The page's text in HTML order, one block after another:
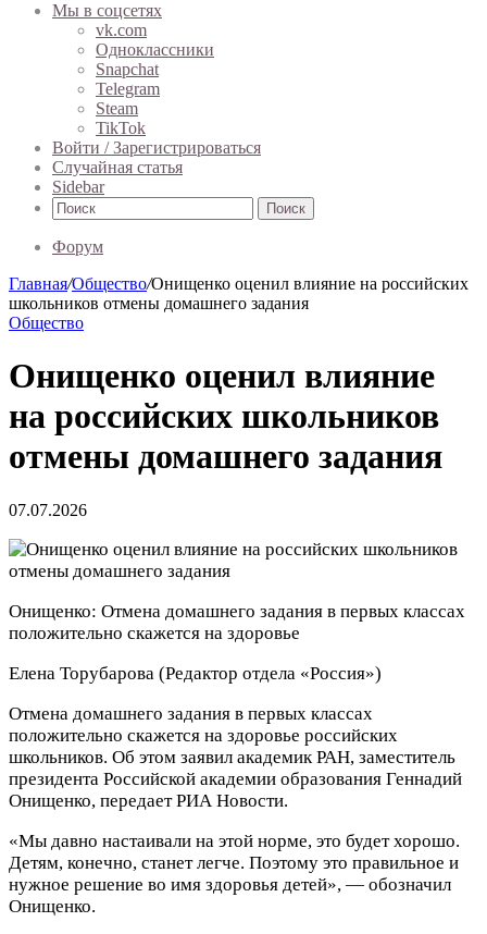
Мы в соцсетях
vk.com
Одноклассники
Snapchat
Telegram
Steam
TikTok
Войти / Зарегистрироваться
Случайная статья
Sidebar
Поиск
Форум
Главная/Общество/Онищенко оценил влияние на российских
школьников отмены домашнего задания
Общество
Онищенко оценил влияние
на российских школьников
отмены домашнего задания
07.07.2026
Онищенко: Отмена домашнего задания в первых классах
положительно скажется на здоровье
Елена Торубарова (Редактор отдела «Россия»)
Отмена домашнего задания в первых классах
положительно скажется на здоровье российских
школьников. Об этом заявил академик РАН, заместитель
президента Российской академии образования Геннадий
Онищенко, передает РИА Новости.
«Мы давно настаивали на этой норме, это будет хорошо.
Детям, конечно, станет легче. Поэтому это правильное и
нужное решение во имя здоровья детей», — обозначил
Онищенко.